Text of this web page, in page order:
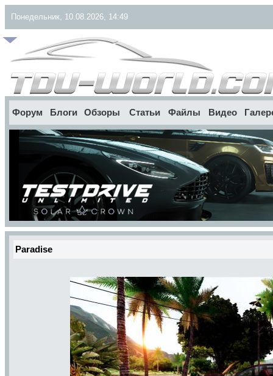
Понедельник, 10.08.2026, 14:49
Форум Блоги Обзоры Статьи Файлы Видео
Paradise